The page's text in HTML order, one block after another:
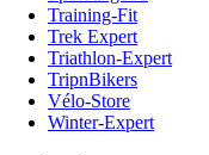
Training-Fit
Trek Expert
Triathlon-Expert
TripnBikers
Vélo-Store
Winter-Expert